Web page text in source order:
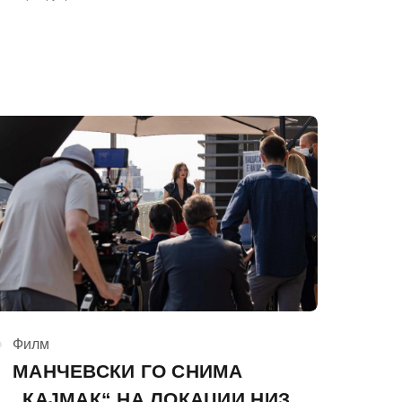
КАтегорија
Филм
МАНЧЕВСКИ ГО СНИМА